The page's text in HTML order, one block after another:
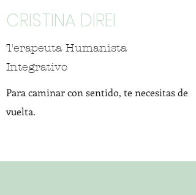
CRISTINA DIREI
Terapeuta Humanista
Integrativo
Para caminar con sentido, te necesitas de
vuelta.